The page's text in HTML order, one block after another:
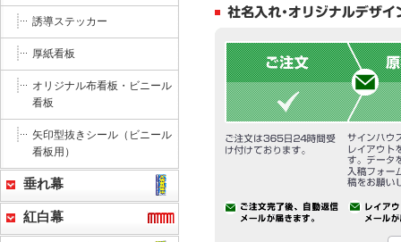
誘導ステッカー
厚紙看板
オリジナル布看板・ビニール
看板
矢印型抜きシール（ビニール
看板用）
垂れ幕
紅白幕